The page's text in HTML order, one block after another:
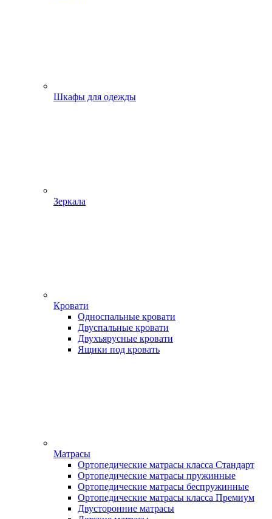
Шкафы для одежды
Зеркала
Кровати
Односпальные кровати
Двуспальные кровати
Двухъярусные кровати
Ящики под кровать
Матрасы
Ортопедические матрасы класса Стандарт
Ортопедические матрасы пружинные
Ортопедические матрасы беспружинные
Ортопедические матрасы класса Премиум
Двусторонние матрасы